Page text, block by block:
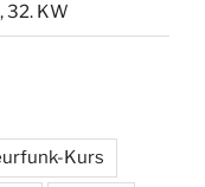
32. KW
Kurs